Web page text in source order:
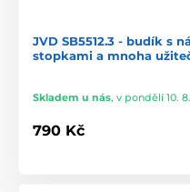
JVD SB5512.3 - budík s
stopkami a mnoha
Skladem u nás, v pondělí 10.
790 Kč